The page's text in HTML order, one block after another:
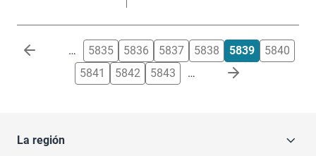
Paginación … 5835 5836 5837 5838 5839
5840
5841
5842 5843 …
La región